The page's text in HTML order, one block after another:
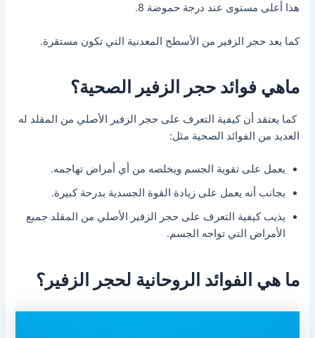
هذا أعلى مستوى عند درجة حموضة 8.
كما يعد حجر الزفير من الأسطح المعدنية التي تكون مستقرة.
ماهي فوائد حجر الزفير الصحية؟
كما يعتقد أن كيفية التعرف على حجر الزفير الأصلي من المقلد له
العديد من الفوائد الصحية مثل:
يعمل على تقوية الجسم ويخلصه من أي أمراض تهاجمه.
بجانب أنه يعمل على زيادة القوة الجسدية بدرحة كبيرة.
يذيب كيفية التعرف على حجر الزفير الأصلي من المقلد جميع
الأمراض التي تواجه الجسم.
ما هي الفوائد الروحانية لحجر الزفير؟